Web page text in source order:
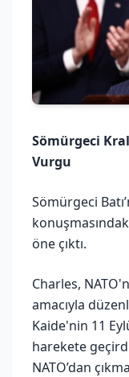
Sömürgeci
Vurgu
Sömürgeci
öne çıktı.
Charles,
amacıyla
Kaide'nin 11
harekete
NATO’dan